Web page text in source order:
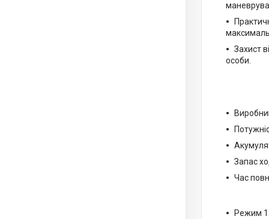
Захист
особи.
Запас
Час
Режим 1